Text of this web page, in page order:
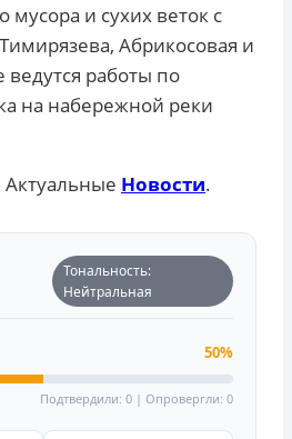
мусора и сухих веток с
Абрикосовая и
работы по
на набережной реки
Новости.
Тональность:
Нейтральная
50%
Подтвердили: 0 | Опровергли: 0